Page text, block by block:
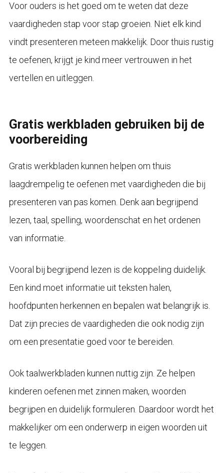
Voor ouders is het goed om te weten dat deze
vaardigheden stap voor stap groeien. Niet elk kind
vindt presenteren meteen makkelijk. Door thuis rustig
te oefenen, krijgt je kind meer vertrouwen in het
vertellen en uitleggen.
Gratis werkbladen gebruiken bij de
voorbereiding
Gratis werkbladen kunnen helpen om thuis
laagdrempelig te oefenen met vaardigheden die bij
presenteren van pas komen. Denk aan begrijpend
lezen, taal, spelling, woordenschat en het ordenen
van informatie.
Vooral bij begrijpend lezen is de koppeling duidelijk.
Een kind moet informatie uit teksten halen,
hoofdpunten herkennen en bepalen wat belangrijk is.
Dat zijn precies de vaardigheden die ook nodig zijn
om een presentatie goed voor te bereiden.
Ook taalwerkbladen kunnen nuttig zijn. Ze helpen
kinderen oefenen met zinnen maken, woorden
begrijpen en duidelijk formuleren. Daardoor wordt het
makkelijker om een onderwerp in eigen woorden uit
te leggen.